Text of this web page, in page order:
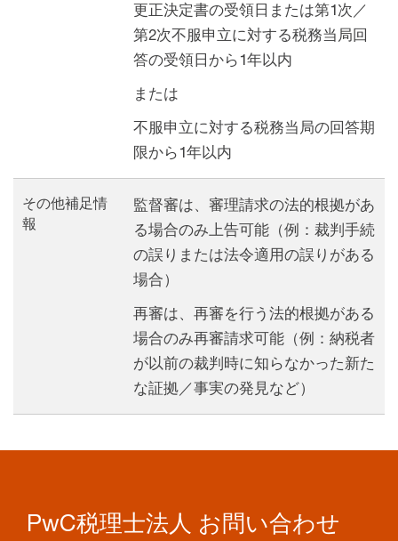
更正決定書の受領日または第1次／
第2次不服申立に対する税務当局回
答の受領日から1年以内
または
不服申立に対する税務当局の回答期
限から1年以内
その他補足情
報
監督審は、審理請求の法的根拠があ
る場合のみ上告可能（例：裁判手続
の誤りまたは法令適用の誤りがある
場合）
再審は、再審を行う法的根拠がある
場合のみ再審請求可能（例：納税者
が以前の裁判時に知らなかった新た
な証拠／事実の発見など）
PwC税理士法人 お問い合わせ